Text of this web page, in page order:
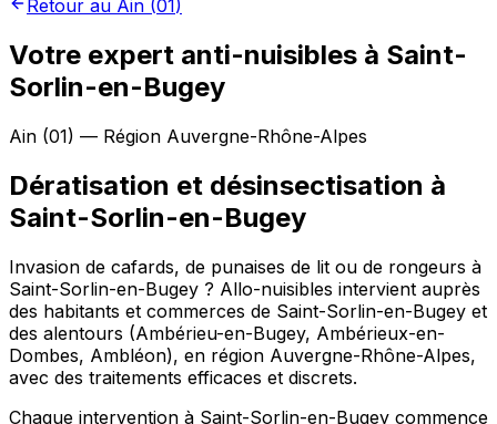
Retour au Ain (01)
Votre expert anti-nuisibles à Saint-
Sorlin-en-Bugey
Ain (01) — Région Auvergne-Rhône-Alpes
Dératisation et désinsectisation à
Saint-Sorlin-en-Bugey
Invasion de cafards, de punaises de lit ou de rongeurs à
Saint-Sorlin-en-Bugey ? Allo-nuisibles intervient auprès
des habitants et commerces de Saint-Sorlin-en-Bugey et
des alentours (Ambérieu-en-Bugey, Ambérieux-en-
Dombes, Ambléon), en région Auvergne-Rhône-Alpes,
avec des traitements efficaces et discrets.
Chaque intervention à Saint-Sorlin-en-Bugey commence